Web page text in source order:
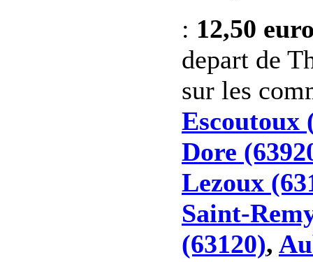
: 12,50
depart de
sur les
Escoutoux
Dore
Lezoux
Saint-
(63120),